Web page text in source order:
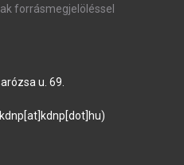
forrásmegjelöléssel
u. 69.